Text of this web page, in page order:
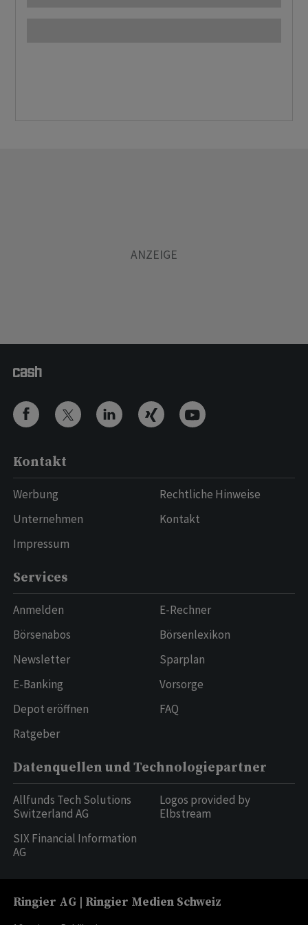
Kontakt
Werbung
Unternehmen
Impressum
Rechtliche Hinweise
Kontakt
Services
Anmelden
Börsenabos
Newsletter
E-Banking
Depot eröffnen
Ratgeber
E-Rechner
Börsenlexikon
Sparplan
Vorsorge
FAQ
Datenquellen und Technologiepartner
Allfunds Tech Solutions
Switzerland AG
SIX Financial Information
AG
Logos provided by
Elbstream
Ringier AG | Ringier Medien Schweiz